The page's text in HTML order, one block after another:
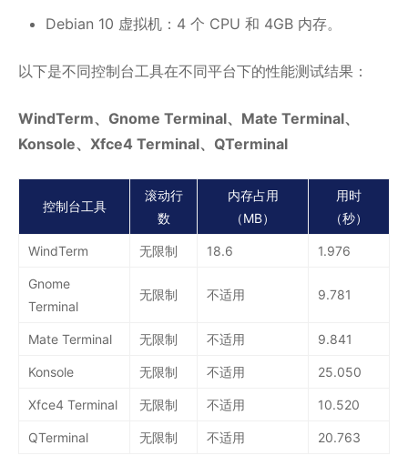
Debian 10 虚拟机：4 个 CPU 和 4GB 内存。
以下是不同控制台工具在不同平台下的性能测试结果：
WindTerm、Gnome Terminal、Mate Terminal、
Konsole、Xfce4 Terminal、QTerminal
控制台工具
滚动行
数
内存占用
（MB）
用时
（秒）
WindTerm 无限制 18.6 1.976
Gnome
Terminal
无限制 不适用 9.781
Mate Terminal 无限制 不适用 9.841
Konsole 无限制 不适用 25.050
Xfce4 Terminal 无限制 不适用 10.520
QTerminal 无限制 不适用 20.763